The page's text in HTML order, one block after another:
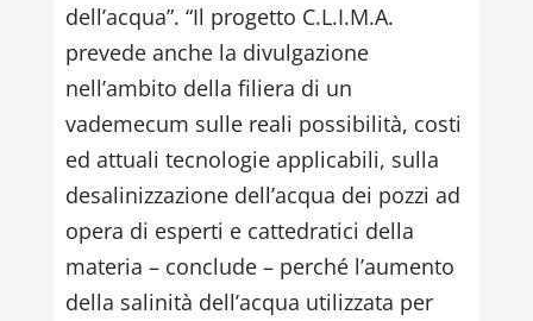
dell’acqua”. “Il progetto C.L.I.M.A.
prevede anche la divulgazione
nell’ambito della filiera di un
vademecum sulle reali possibilità, costi
ed attuali tecnologie applicabili, sulla
desalinizzazione dell’acqua dei pozzi ad
opera di esperti e cattedratici della
materia – conclude – perché l’aumento
della salinità dell’acqua utilizzata per